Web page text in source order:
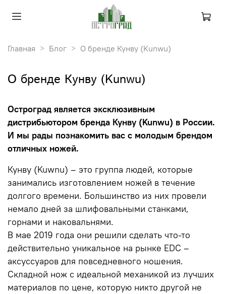
Главная Блог О бренде Кунву (Kunwu)
О бренде Кунву (Kunwu)
Остроград является эксклюзивным
дистрибьютором бренда Кунву (Kunwu) в России.
И мы рады познакомить вас с молодым брендом
отличных ножей.
Кунву (Kuwnu) – это группа людей, которые
занимались изготовлением ножей в течение
долгого времени. Большинство из них провели
немало дней за шлифовальными станками,
горнами и наковальнями.
В мае 2019 года они решили сделать что-то
действительно уникальное на рынке EDC –
аксуссуаров для повседневного ношения.
Складной нож с идеальной механикой из лучших
материалов по цене, которую никто другой не